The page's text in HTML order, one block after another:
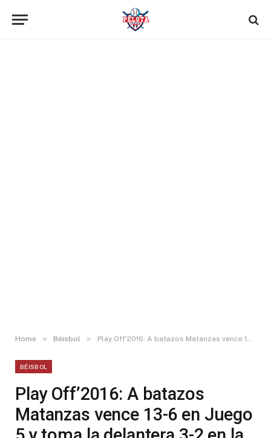
Home » Béisbol » Play Off’2016: A batazos Matanzas vence 13-6 en Juego 5 y toma la delantera 3-2 en la serie
BÉISBOL
Play Off’2016: A batazos
Matanzas vence 13-6 en Juego